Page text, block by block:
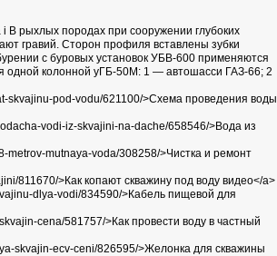
В рыхлых породах при сооружении глубоких
гравий. Сторон профиля вставлены зубки
с буровых установок УБВ-600 применяются
одной колонной уГБ-50М: 1 — автошасси ГАЗ-66; 2
skvajinu-pod-vodu/621100/>Схема проведения воды
vodi-iz-skvajini-na-dache/658546/>Вода из
metrov-mutnaya-voda/308258/>Чистка и ремонт
811670/>Как копают скважину под воду видео</a>
dlya-vodi/834590/>Кабель пищевой для
cena/581757/>Как провести воду в частный
skvajin-ecv-ceni/826595/>Желонка для скважины